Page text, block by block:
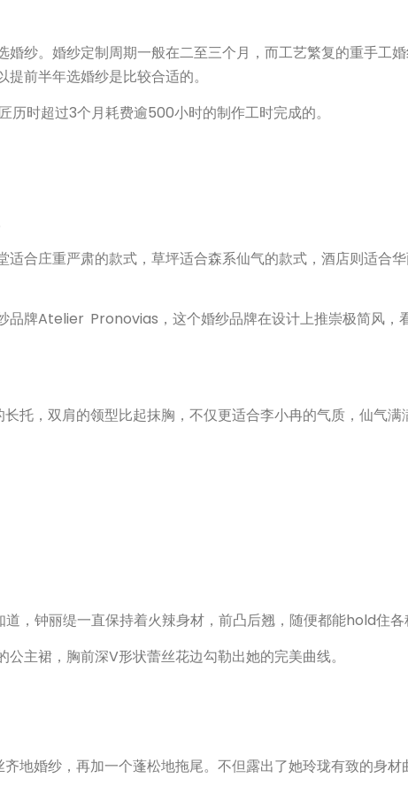
纱。婚纱定制周期一般在二至三个月，而工艺繁复的重手工
前半年选婚纱是比较合适的。
时超过3个月耗费逾500小时的制作工时完成的。
合庄重严肃的款式，草坪适合森系仙气的款式，酒店则适合
品牌Atelier Pronovias，这个婚纱品牌在设计上推崇极简风，
托，双肩的领型比起抹胸，不仅更适合李小冉的气质，仙气满
，钟丽缇一直保持着火辣身材，前凸后翘，随便都能hold住
主裙，胸前深V形状蕾丝花边勾勒出她的完美曲线。
地婚纱，再加一个蓬松地拖尾。不但露出了她玲珑有致的身材